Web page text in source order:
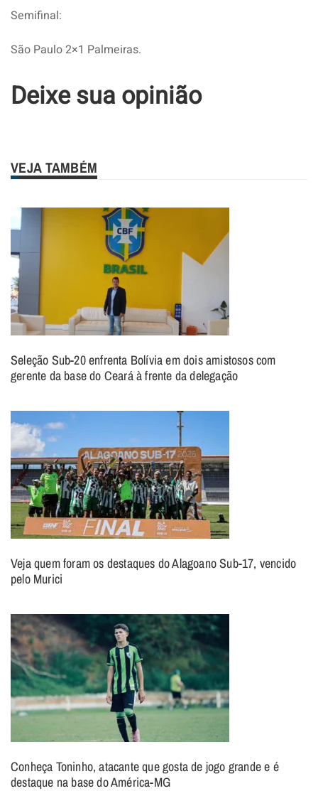
Semifinal:
São Paulo 2×1 Palmeiras.
Deixe sua opinião
VEJA TAMBÉM
Seleção Sub-20 enfrenta Bolívia em dois amistosos com
gerente da base do Ceará à frente da delegação
Veja quem foram os destaques do Alagoano Sub-17, vencido
pelo Murici
Conheça Toninho, atacante que gosta de jogo grande e é
destaque na base do América-MG